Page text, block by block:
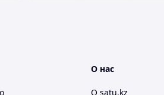
О нас
О satu.kz